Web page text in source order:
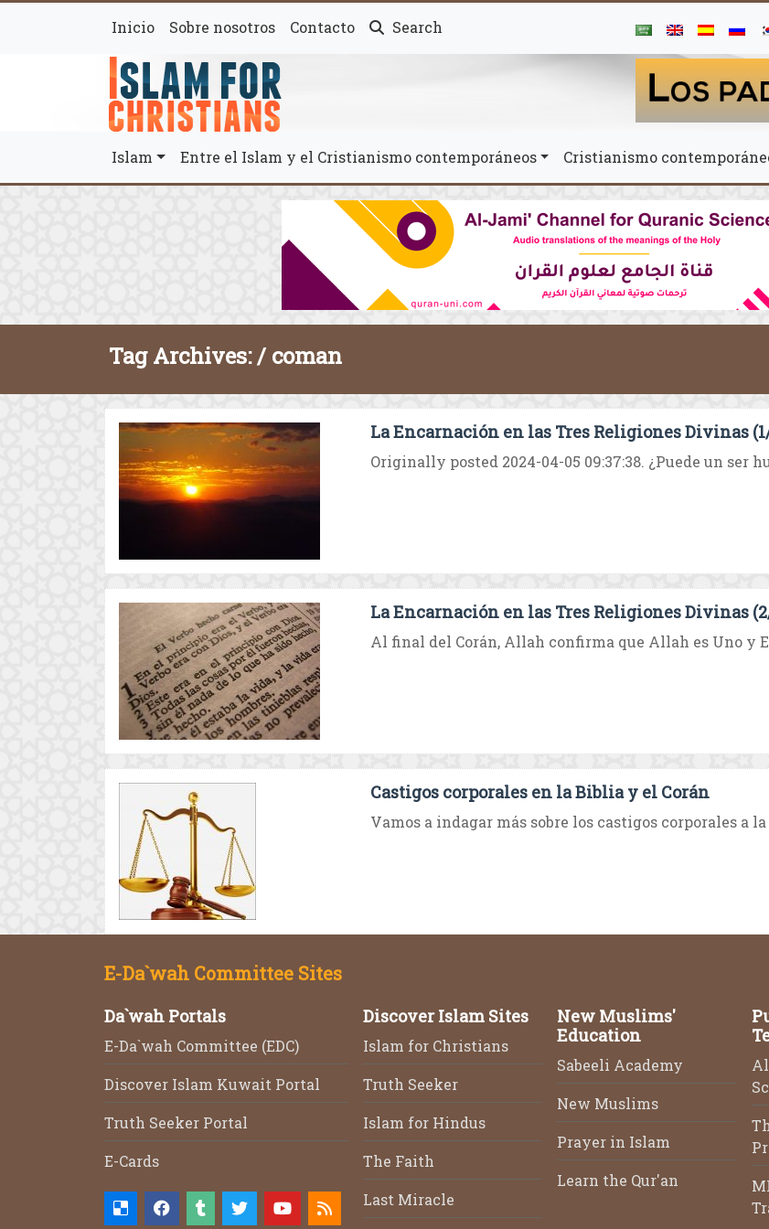
Inicio Sobre nosotros Contacto Search
Islam Entre el Islam y el Cristianismo contemporáneos Cristianismo
Tag Archives: / coman
La Encarnación en las Tres Religiones Divinas
Originally posted 2024-04-05 09:37:38. ¿Puede un ser
La Encarnación en las Tres Religiones Divinas
Al final del Corán, Allah confirma que Allah es Uno y
Castigos corporales en la Biblia y el Corán
Vamos a indagar más sobre los castigos corporales a
E-Da`wah Committee Sites
Da`wah Portals
E-Da`wah Committee (EDC)
Discover Islam Kuwait Portal
Truth Seeker Portal
E-Cards
Discover Islam Sites
Islam for Christians
Truth Seeker
Islam for Hindus
The Faith
Last Miracle
New Muslims'
Education
Sabeeli Academy
New Muslims
Prayer in Islam
Learn the Qur'an